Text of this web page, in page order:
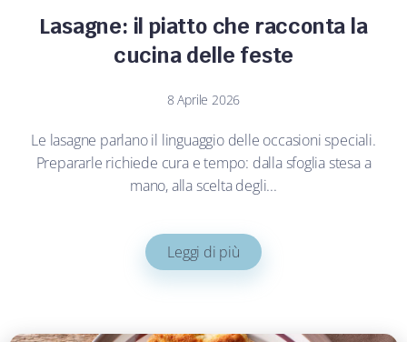
Lasagne: il piatto che racconta la
cucina delle feste
8 Aprile 2026
Le lasagne parlano il linguaggio delle occasioni speciali.
Prepararle richiede cura e tempo: dalla sfoglia stesa a
mano, alla scelta degli...
Leggi di più